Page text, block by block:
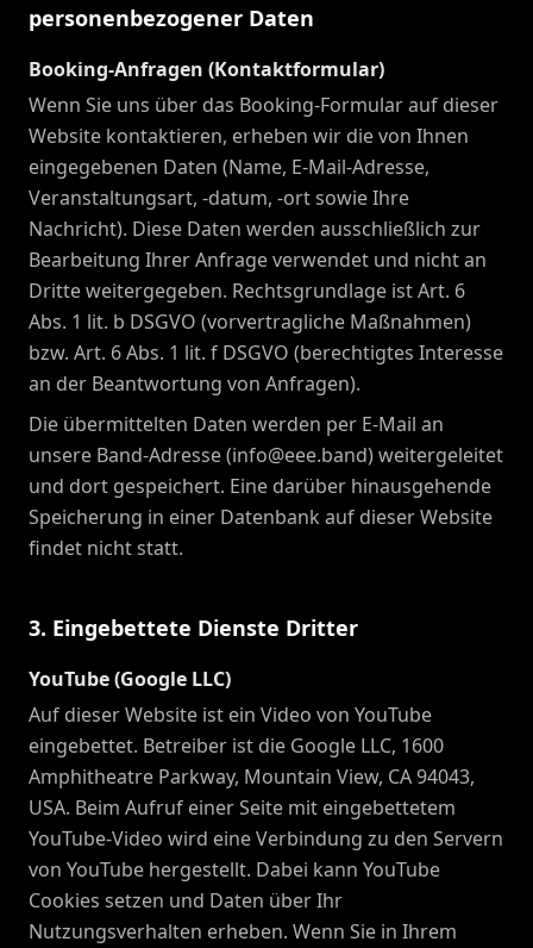
personenbezogener Daten
Booking-Anfragen (Kontaktformular)
Wenn Sie uns über das Booking-Formular auf dieser
Website kontaktieren, erheben wir die von Ihnen
eingegebenen Daten (Name, E-Mail-Adresse,
Veranstaltungsart, -datum, -ort sowie Ihre
Nachricht). Diese Daten werden ausschließlich zur
Bearbeitung Ihrer Anfrage verwendet und nicht an
Dritte weitergegeben. Rechtsgrundlage ist Art. 6
Abs. 1 lit. b DSGVO (vorvertragliche Maßnahmen)
bzw. Art. 6 Abs. 1 lit. f DSGVO (berechtigtes Interesse
an der Beantwortung von Anfragen).
Die übermittelten Daten werden per E-Mail an
unsere Band-Adresse (info@eee.band) weitergeleitet
und dort gespeichert. Eine darüber hinausgehende
Speicherung in einer Datenbank auf dieser Website
findet nicht statt.
3. Eingebettete Dienste Dritter
YouTube (Google LLC)
Auf dieser Website ist ein Video von YouTube
eingebettet. Betreiber ist die Google LLC, 1600
Amphitheatre Parkway, Mountain View, CA 94043,
USA. Beim Aufruf einer Seite mit eingebettetem
YouTube-Video wird eine Verbindung zu den Servern
von YouTube hergestellt. Dabei kann YouTube
Cookies setzen und Daten über Ihr
Nutzungsverhalten erheben. Wenn Sie in Ihrem